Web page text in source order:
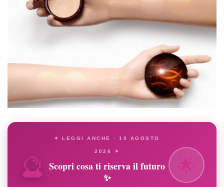
🔮
✦ LEGGI ANCHE · 10 AGOSTO
2026 ✦
Scopri cosa ti riserva il futuro
✨